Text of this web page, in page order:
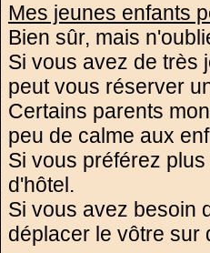
Mes jeunes enfants
Bien sûr, mais
Si vous avez de très
peut vous réserver
Certains parents
peu de calme aux
Si vous préférez
d'hôtel.
Si vous avez besoin
déplacer le vôtre sur